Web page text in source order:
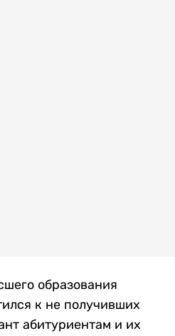
образования
к не получивших
абитуриентам и их